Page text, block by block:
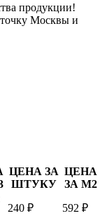
продукции!
Москвы и
ЦЕНА ЗА
ШТУКУ
ЦЕНА
ЗА М2
240 ₽ 592 ₽